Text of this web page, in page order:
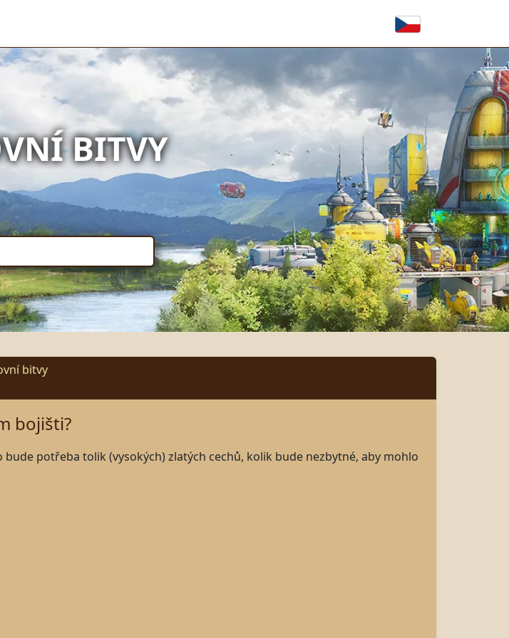
BITVY
bitvy
bojišti?
potřeba tolik (vysokých) zlatých cechů, kolik bude nezbytné, aby mohlo